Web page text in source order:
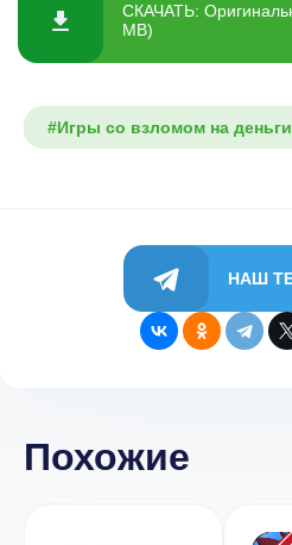
СКАЧАТЬ:
MB)
#Игры со взломом на деньги
НАШ
Похожие